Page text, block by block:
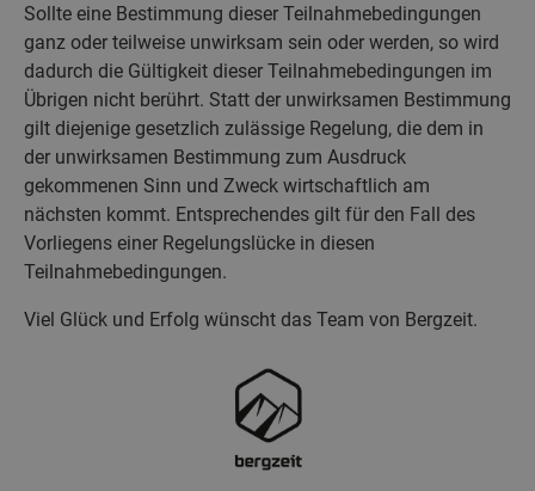
Sollte eine Bestimmung dieser Teilnahmebedingungen
ganz oder teilweise unwirksam sein oder werden, so wird
dadurch die Gültigkeit dieser Teilnahmebedingungen im
Übrigen nicht berührt. Statt der unwirksamen Bestimmung
gilt diejenige gesetzlich zulässige Regelung, die dem in
der unwirksamen Bestimmung zum Ausdruck
gekommenen Sinn und Zweck wirtschaftlich am
nächsten kommt. Entsprechendes gilt für den Fall des
Vorliegens einer Regelungslücke in diesen
Teilnahmebedingungen.
Viel Glück und Erfolg wünscht das Team von Bergzeit.